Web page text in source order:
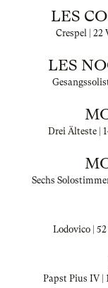
LES
Crespel | 22
LES
Drei Älteste |
Sechs
Lodovico |
Papst Pius IV |